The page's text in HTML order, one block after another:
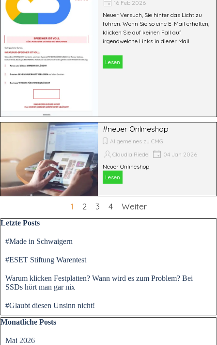
16 Feb 2026
Neuer Versuch, Sie hinter das Licht zu
führen. Wenn Sie so eine E-Mail erhalten,
klicken Sie auf keinen Fall auf
irgendwelche Links in dieser Mail.
Lesen
#neuer Onlineshop
Allgemeines zu CMG
Claudia Riedel
04 Jan 2026
Neuer Onlineshop
Lesen
Aktuelle Seite:
1 Gehen Sie zu Seite:
2 Gehen Sie zu Seite:
3 Gehen Sie zu Seite:
4
Weiter
Block überspringen Letzte Posts
Letzte Posts
#Made in Schwaigern
#ESET Stiftung Warentest
Warum klicken Festplatten? Wann wird es zum Problem? Bei
SSDs hört man gar nix
#Glaubt diesen Unsinn nicht!
Block überspringen Monatliche Posts
Monatliche Posts
Mai 2026